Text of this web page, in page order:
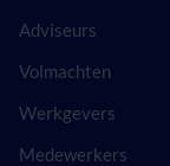
Adviseurs
Volmachten
Werkgevers
Medewerkers